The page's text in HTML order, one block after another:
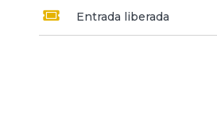
Entrada liberada